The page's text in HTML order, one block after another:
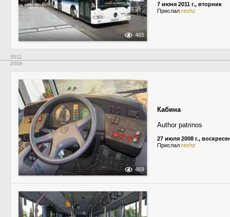
465
7 июня 2011 г., вторник
Прислал reshz
2011
2008
469
Кабина
Author patrinos
27 июля 2008 г.,
Прислал reshz